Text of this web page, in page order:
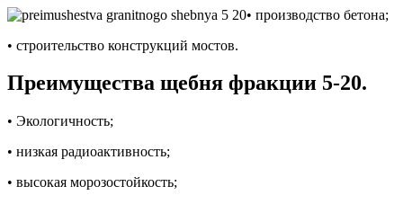
• производство бетона;
• строительство конструкций мостов.
Преимущества щебня фракции 5-20.
• Экологичность;
• низкая радиоактивность;
• высокая морозостойкость;